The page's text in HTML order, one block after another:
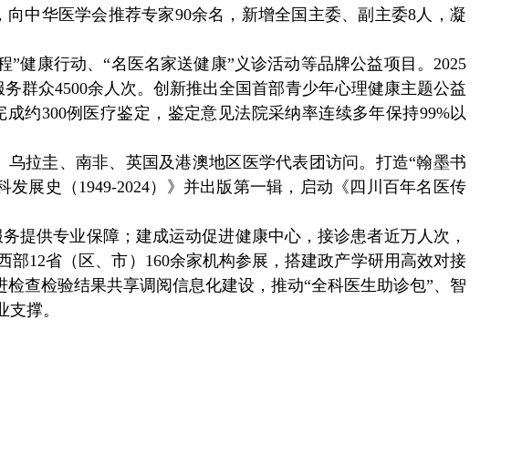
中华医学会推荐专家90余名，新增全国主委、副主委8人，凝
”健康行动、“名医名家送健康”义诊活动等品牌公益项目。2025
群众4500余人次。创新推出全国首部青少年心理健康主题公益
约300例医疗鉴定，鉴定意见法院采纳率连续多年保持99%以
拉圭、南非、英国及港澳地区医学代表团访问。打造“翰墨书
展史（1949-2024）》并出版第一辑，启动《四川百年名医传
提供专业保障；建成运动促进健康中心，接诊患者近万人次，
12省（区、市）160余家机构参展，搭建政产学研用高效对接
检查检验结果共享调阅信息化建设，推动“全科医生助诊包”、智
撑。